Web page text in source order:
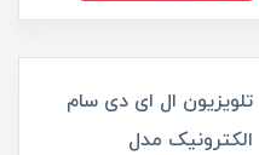
تلویزیون ال ای دی سام
الکترونیک مدل